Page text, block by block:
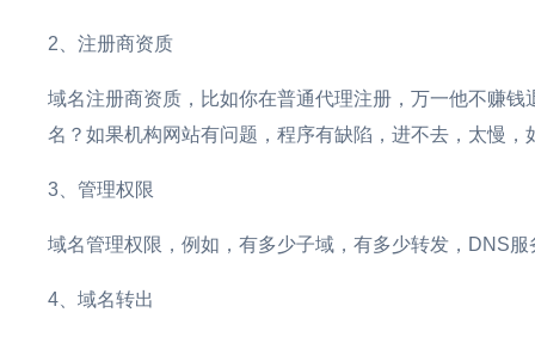
2、注册商资质
域名注册商资质，比如你在普通代理注册，万一他不赚
名？如果机构网站有问题，程序有缺陷，进不去，太慢，
3、管理权限
域名管理权限，例如，有多少子域，有多少转发， DNS服
4、域名转出